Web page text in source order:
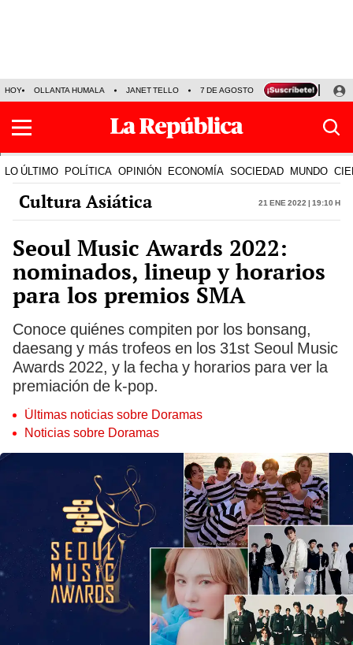
HOY OLLANTA HUMALA JANET TELLO 7 DE AGOSTO TINKA RESULTADOS
LO ÚLTIMO POLÍTICA OPINIÓN ECONOMÍA SOCIEDAD MUNDO
Cultura Asiática 21 Ene 2022 | 19:10 h
Seoul Music Awards 2022:
nominados, lineup y horarios
para los premios SMA
Conoce quiénes compiten por los bonsang,
daesang y más trofeos en los 31st Seoul Music
Awards 2022, y la fecha y horarios para ver la
premiación de k-pop.
Últimas noticias sobre Doramas
Noticias sobre Doramas